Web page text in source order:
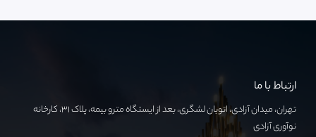
ارتباط با ما
تهران، میدان آزادی، اتوبان لشگری، بعد از ایستگاه مترو بیمه، پلاک ۳۱، کارخانه
نوآوری آزادی